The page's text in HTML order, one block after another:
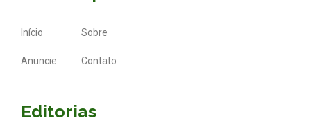
Início Sobre
Anuncie Contato
Editorias